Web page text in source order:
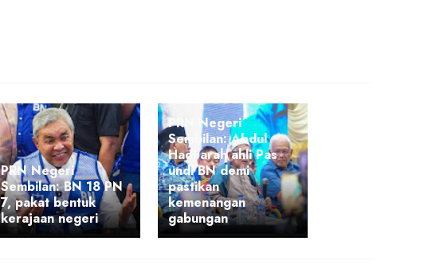
PRN Negeri
Sembilan: BN 18 PN
7, pakat bentuk
kerajaan negeri
PRN Negeri
Sembilan: Abdul
Hadi arah ahli Pas
undi BN demi
pastikan
kemenangan
gabungan